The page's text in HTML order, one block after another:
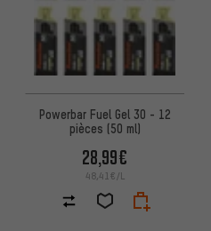
Powerbar Fuel Gel 30 - 12
pièces (50 ml)
28,99€
48,41€/L